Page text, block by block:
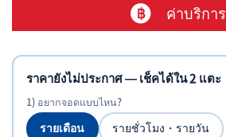
ค่าบริการ
ราคายังไม่ประกาศ — เช็คได้ใน 2 แตะ
1) อยากจอดแบบไหน?
รายเดือน รายชั่วโมง・รายวัน